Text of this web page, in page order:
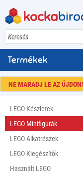
Keresés
Termékek
NE MARADJ LE AZ
LEGO Készletek
LEGO Minifigurák
LEGO Alkatrészek
LEGO Kiegészítők
Használt LEGO